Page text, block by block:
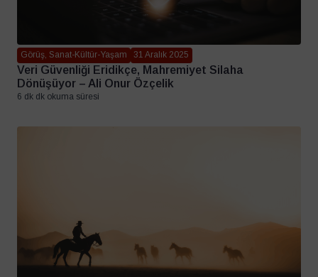
Görüş, Sanat-Kültür-Yaşam 31 Aralık 2025
Veri Güvenliği Eridikçe, Mahremiyet Silaha
Dönüşüyor – Ali Onur Özçelik
6 dk dk okuma süresi